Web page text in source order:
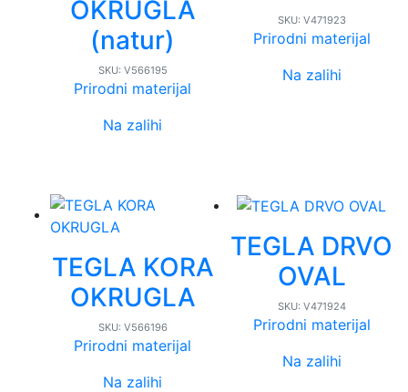
OKRUGLA
(natur)
SKU: V566195
Prirodni materijal
Na zalihi
SKU: V471923
Prirodni materijal
Na zalihi
TEGLA KORA
OKRUGLA
SKU: V566196
Prirodni materijal
Na zalihi
TEGLA DRVO
OVAL
SKU: V471924
Prirodni materijal
Na zalihi